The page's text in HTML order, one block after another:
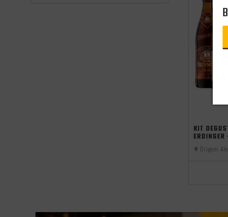
KIT
Origem: